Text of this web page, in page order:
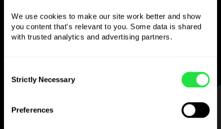
We use cookies to make our site work better and show
you content that's relevant to you. Some data is shared
with trusted analytics and advertising partners.
Selection
Strictly Necessary
Preferences
Στείλτε χρήματα στο εξωτερικό,
κάντε ανάληψη από ATM χωρίς
— απλά και χωρίς άγχος.